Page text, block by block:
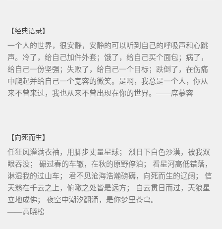
【经典语录】
一个人的世界，很安静，安静的可以听到自己的呼吸声和心跳
声。冷了，给自己加件外套；饿了，给自己买个面包；病了，
给自己一份坚强；失败了，给自己一个目标；跌倒了，在伤痛
中爬起并给自己一个宽容的微笑。是啊，我总是一个人，你从
来不曾来过，我也从来不曾出现在你的世界。——席慕容
【向死而生】
任狂风灌满衣袖，用脚步丈量星球； 烈日下白色沙漠，被我双
眼吞没； 碾过春的车辙，在秋的原野停泊； 看星河高低错落，
淋湿我的过山车； 君不见沧海浩瀚磅礴，向死而生的辽阔； 信
天翁在千云之上，俯瞰之处皆是远方； 白云贯日而过，天狼星
立地成佛； 夜空中潮汐翻涌，是你梦里苍穹。
——高晓松